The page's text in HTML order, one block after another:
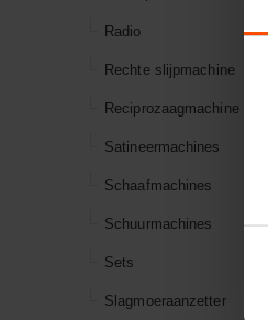
Radio
Rechte slijpmachine
Reciprozaagmachine
Satineermachines
Schaafmachines
Schuurmachines
Sets
Slagmoeraanzetter